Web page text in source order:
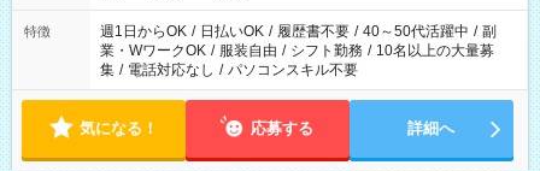
特徴 週1日からOK / 日払いOK / 履歴書不要 / 40～50代活躍中 / 副
業・WワークOK / 服装自由 / シフト勤務 / 10名以上の大量募
集 / 電話対応なし / パソコンスキル不要
気になる！ 応募する 詳細へ